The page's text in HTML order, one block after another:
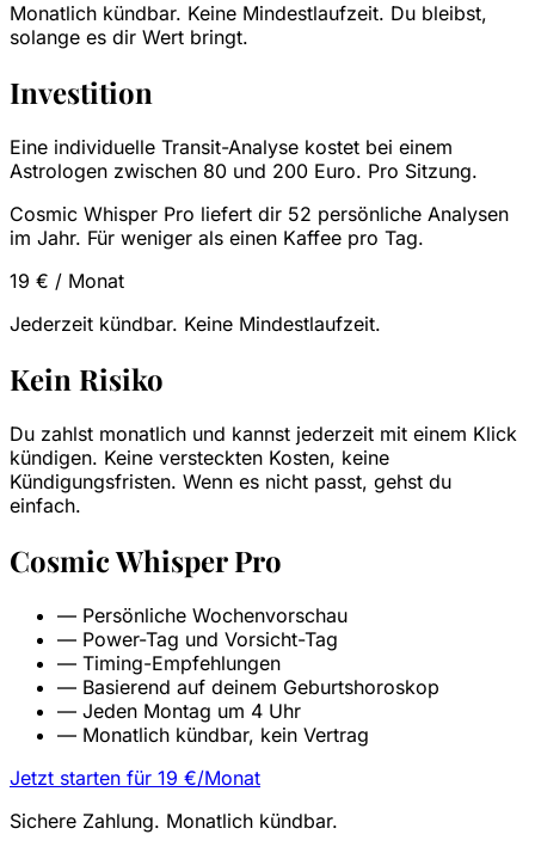
Monatlich kündbar. Keine Mindestlaufzeit. Du bleibst,
solange es dir Wert bringt.
Investition
Eine individuelle Transit-Analyse kostet bei einem
Astrologen zwischen 80 und 200 Euro. Pro Sitzung.
Cosmic Whisper Pro liefert dir 52 persönliche Analysen
im Jahr. Für weniger als einen Kaffee pro Tag.
19 € / Monat
Jederzeit kündbar. Keine Mindestlaufzeit.
Kein Risiko
Du zahlst monatlich und kannst jederzeit mit einem Klick
kündigen. Keine versteckten Kosten, keine
Kündigungsfristen. Wenn es nicht passt, gehst du
einfach.
Cosmic Whisper Pro
— Persönliche Wochenvorschau
— Power-Tag und Vorsicht-Tag
— Timing-Empfehlungen
— Basierend auf deinem Geburtshoroskop
— Jeden Montag um 4 Uhr
— Monatlich kündbar, kein Vertrag
Jetzt starten für 19 €/Monat
Sichere Zahlung. Monatlich kündbar.